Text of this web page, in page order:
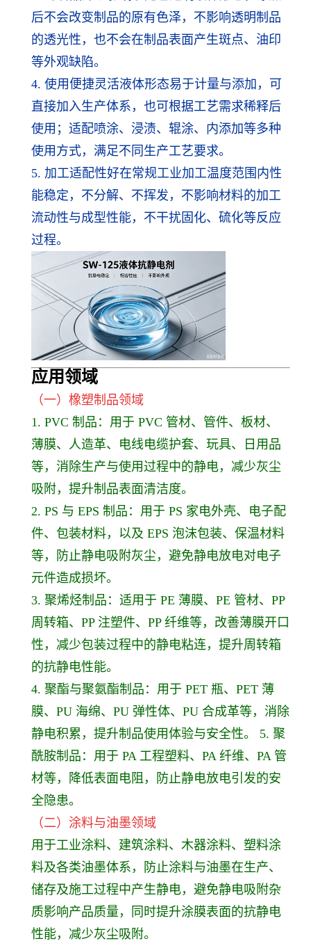
后不会改变制品的原有色泽，不影响透明制品
的透光性，也不会在制品表面产生斑点、油印
等外观缺陷。
4. 使用便捷灵活液体形态易于计量与添加，可
直接加入生产体系，也可根据工艺需求稀释后
使用；适配喷涂、浸渍、辊涂、内添加等多种
使用方式，满足不同生产工艺要求。
5. 加工适配性好在常规工业加工温度范围内性
能稳定，不分解、不挥发，不影响材料的加工
流动性与成型性能，不干扰固化、硫化等反应
过程。
应用领域
（一）橡塑制品领域
1. PVC 制品：用于 PVC 管材、管件、板材、
薄膜、人造革、电线电缆护套、玩具、日用品
等，消除生产与使用过程中的静电，减少灰尘
吸附，提升制品表面清洁度。
2. PS 与 EPS 制品：用于 PS 家电外壳、电子配
件、包装材料，以及 EPS 泡沫包装、保温材料
等，防止静电吸附灰尘，避免静电放电对电子
元件造成损坏。
3. 聚烯烃制品：适用于 PE 薄膜、PE 管材、PP
周转箱、PP 注塑件、PP 纤维等，改善薄膜开口
性，减少包装过程中的静电粘连，提升周转箱
的抗静电性能。
4. 聚酯与聚氨酯制品：用于 PET 瓶、PET 薄
膜、PU 海绵、PU 弹性体、PU 合成革等，消除
静电积累，提升制品使用体验与安全性。 5. 聚
酰胺制品：用于 PA 工程塑料、PA 纤维、PA 管
材等，降低表面电阻，防止静电放电引发的安
全隐患。
（二）涂料与油墨领域
用于工业涂料、建筑涂料、木器涂料、塑料涂
料及各类油墨体系，防止涂料与油墨在生产、
储存及施工过程中产生静电，避免静电吸附杂
质影响产品质量，同时提升涂膜表面的抗静电
性能，减少灰尘吸附。